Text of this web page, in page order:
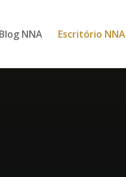
Blog NNA Escritório NNA